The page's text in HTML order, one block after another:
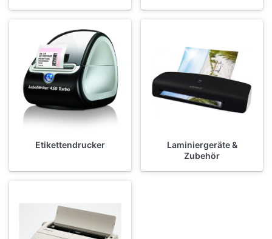
Etikettendrucker
Laminiergeräte &
Zubehör